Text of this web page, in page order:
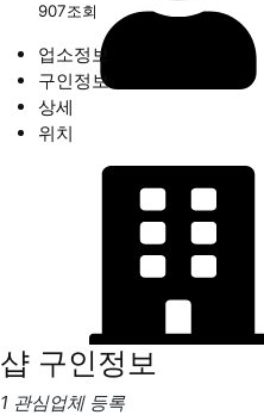
907조회
업소정보
구인정보
상세
위치
샵 구인정보
1 관심업체 등록